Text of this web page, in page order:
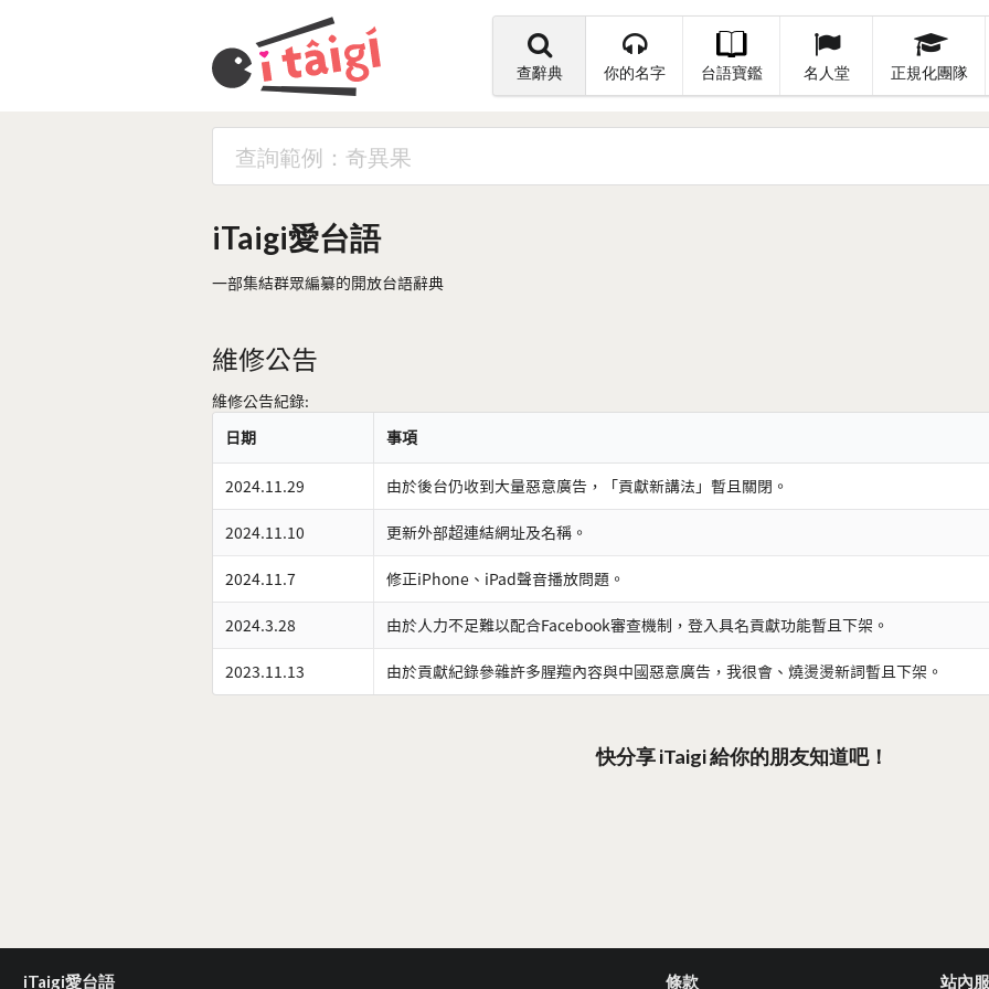
查辭典 你的名字 台語寶鑑 名人堂 正規化團隊
iTaigi愛台語
一部集結群眾編纂的開放台語辭典
維修公告
維修公告紀錄:
日期
事項
2024.11.29 由於後台仍收到大量惡意廣告，「貢獻新講法」暫且關閉。
2024.11.10 更新外部超連結網址及名稱。
2024.11.7 修正iPhone、iPad聲音播放問題。
2024.3.28 由於人力不足難以配合Facebook審查機制，登入具名貢獻功能暫且下架。
2023.11.13 由於貢獻紀錄參雜許多腥羶內容與中國惡意廣告，我很會、燒燙燙新詞暫且下架。
快分享 iTaigi 給你的朋友知道吧！
iTaigi愛台語 條款 站內